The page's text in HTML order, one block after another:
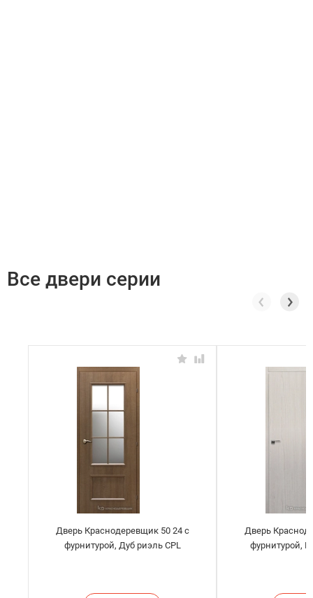
Все двери серии
Дверь Краснодеревщик 50 24 с
фурнитурой, Дуб риэль CPL
Дверь
фурнитурой,